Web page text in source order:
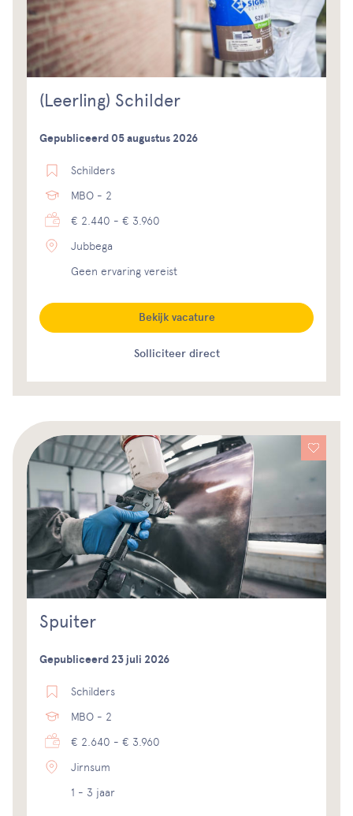
(Leerling) Schilder
Gepubliceerd 05 augustus 2026
Schilders
MBO - 2
€ 2.440 - € 3.960
Jubbega
Geen ervaring vereist
Solliciteer direct
Bekijk vacature
Spuiter
Gepubliceerd 23 juli 2026
Schilders
MBO - 2
€ 2.640 - € 3.960
Jirnsum
1 - 3 jaar